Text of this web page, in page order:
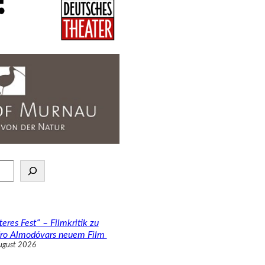
Fest“ – Filmkritik zu
Almodóvars neuem Film
2026